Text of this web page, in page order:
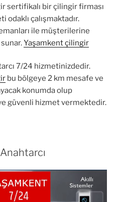
sertifikalı bir çilingir firması
çalışmaktadır.
ile müşterilerine
Yaşamkent çilingir
7/24 hizmetinizdedir.
bu bölgeye 2 km mesafe ve
konumda olup
güvenli hizmet vermektedir.